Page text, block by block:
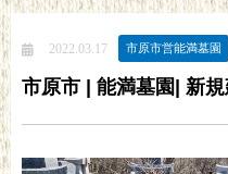
2022.03.17 市原市営能満墓園
市原市 | 能満墓園| 新